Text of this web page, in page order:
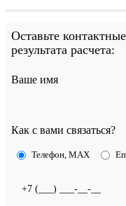
Оставьте
результата расчета:
Ваше имя
Как с вами связаться?
Телефон, MAX